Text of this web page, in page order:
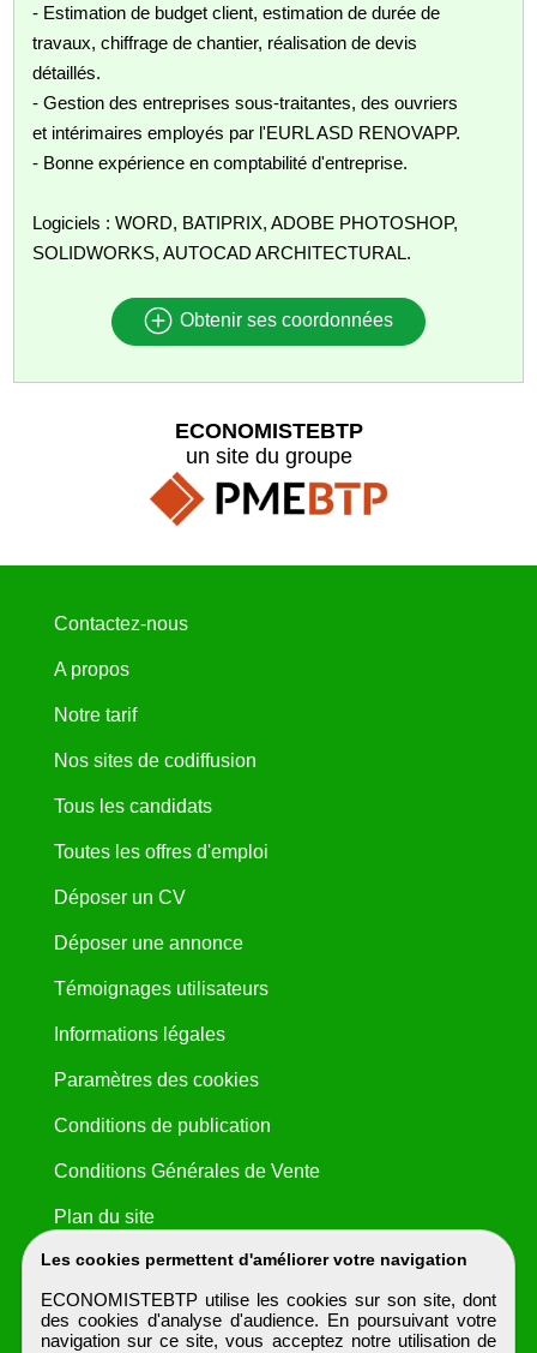
- Estimation de budget client, estimation de durée de
travaux, chiffrage de chantier, réalisation de devis
détaillés.
- Gestion des entreprises sous-traitantes, des ouvriers
et intérimaires employés par l'EURL ASD RENOVAPP.
- Bonne expérience en comptabilité d'entreprise.
Logiciels : WORD, BATIPRIX, ADOBE PHOTOSHOP,
SOLIDWORKS, AUTOCAD ARCHITECTURAL.
Obtenir ses coordonnées
Les cookies permettent d'améliorer votre navigation
ECONOMISTEBTP utilise les cookies sur son site, dont
des cookies d'analyse d'audience. En poursuivant votre
navigation sur ce site, vous acceptez notre utilisation de
ECONOMISTEBTP
un site du groupe
Contactez-nous
A propos
Notre tarif
Nos sites de codiffusion
Tous les candidats
Toutes les offres d'emploi
Déposer un CV
Déposer une annonce
Témoignages utilisateurs
Informations légales
Paramètres des cookies
Conditions de publication
Conditions Générales de Vente
Plan du site